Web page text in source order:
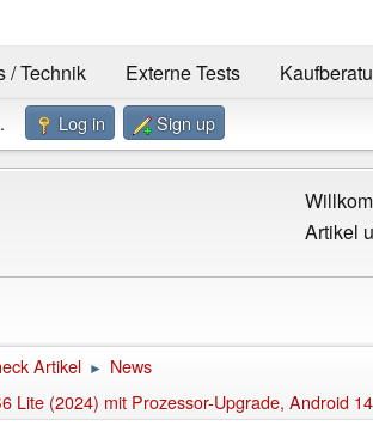
/ Technik Externe Tests
. Log in Sign up
Artikel
Artikel ► News
Lite (2024) mit Prozessor-Upgrade, Android